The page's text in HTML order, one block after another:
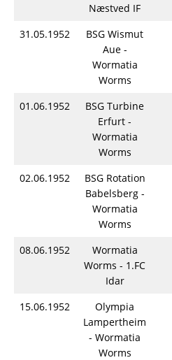
Næstved IF
31.05.1952
BSG Wismut
Aue -
Wormatia
Worms
01.06.1952
BSG Turbine
Erfurt -
Wormatia
Worms
02.06.1952
BSG Rotation
Babelsberg -
Wormatia
Worms
08.06.1952
Wormatia
Worms - 1.FC
Idar
15.06.1952
Olympia
Lampertheim
- Wormatia
Worms